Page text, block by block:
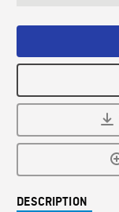
DESCRIPTION